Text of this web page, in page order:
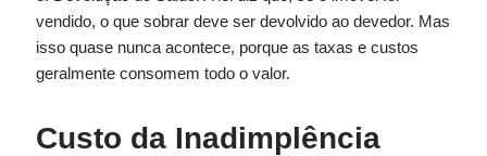
vendido, o que sobrar deve ser devolvido ao devedor. Mas
isso quase nunca acontece, porque as taxas e custos
geralmente consomem todo o valor.
Custo da Inadimplência